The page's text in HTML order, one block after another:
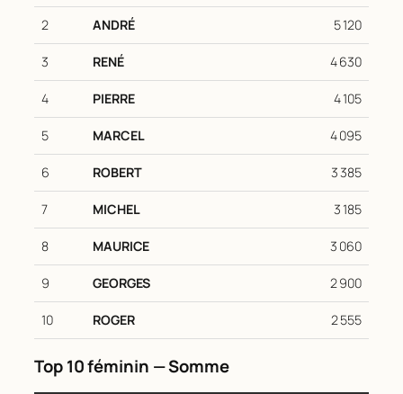
2 ANDRÉ 5 120
3 RENÉ 4 630
4 PIERRE 4 105
5 MARCEL 4 095
6 ROBERT 3 385
7 MICHEL 3 185
8 MAURICE 3 060
9 GEORGES 2 900
10 ROGER 2 555
Top 10 féminin — Somme